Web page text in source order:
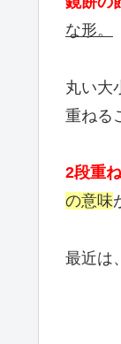
な形。
丸い大
重ねる
2段重
の意味
最近は